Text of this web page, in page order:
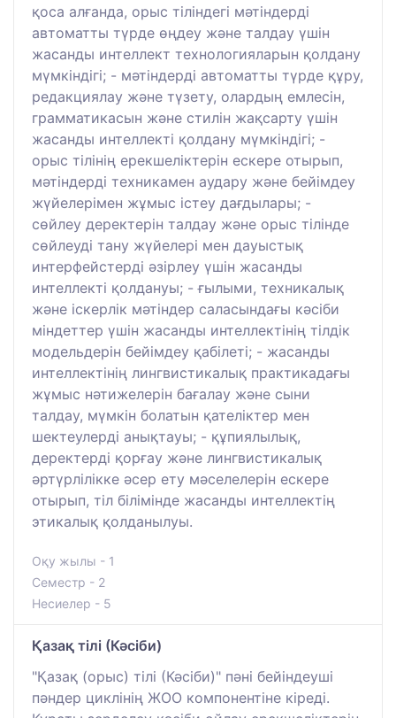
қоса алғанда, орыс тіліндегі мәтіндерді
автоматты түрде өңдеу және талдау үшін
жасанды интеллект технологияларын қолдану
мүмкіндігі; - мәтіндерді автоматты түрде құру,
редакциялау және түзету, олардың емлесін,
грамматикасын және стилін жақсарту үшін
жасанды интеллекті қолдану мүмкіндігі; -
орыс тілінің ерекшеліктерін ескере отырып,
мәтіндерді техникамен аудару және бейімдеу
жүйелерімен жұмыс істеу дағдылары; -
сөйлеу деректерін талдау және орыс тілінде
сөйлеуді тану жүйелері мен дауыстық
интерфейстерді әзірлеу үшін жасанды
интеллекті қолдануы; - ғылыми, техникалық
және іскерлік мәтіндер саласындағы кәсіби
міндеттер үшін жасанды интеллектінің тілдік
модельдерін бейімдеу қабілеті; - жасанды
интеллектінің лингвистикалық практикадағы
жұмыс нәтижелерін бағалау және сыни
талдау, мүмкін болатын қателіктер мен
шектеулерді анықтауы; - құпиялылық,
деректерді қорғау және лингвистикалық
әртүрлілікке әсер ету мәселелерін ескере
отырып, тіл білімінде жасанды интеллектің
этикалық қолданылуы.
Оқу жылы - 1
Семестр - 2
Несиелер - 5
Қазақ тілі (Кәсіби)
"Қазақ (орыс) тілі (Кәсіби)" пәні бейіндеуші
пәндер циклінің ЖОО компонентіне кіреді.